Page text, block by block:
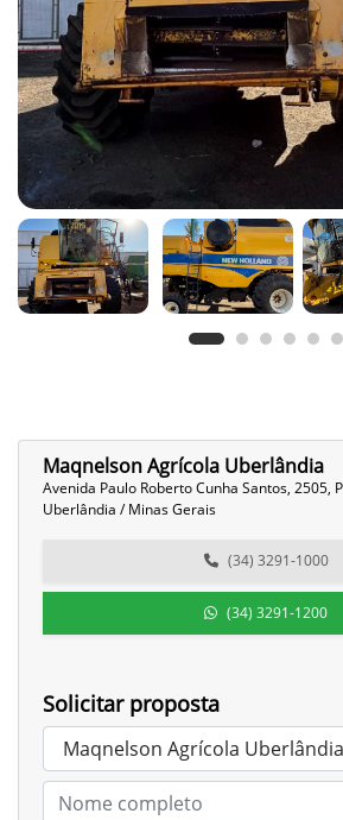
Maqnelson Agrícola Uberlândia
Avenida Paulo Roberto Cunha Santos, 2505,
Uberlândia / Minas Gerais
(34) 3291-1000
(34) 3291-1200
Solicitar proposta